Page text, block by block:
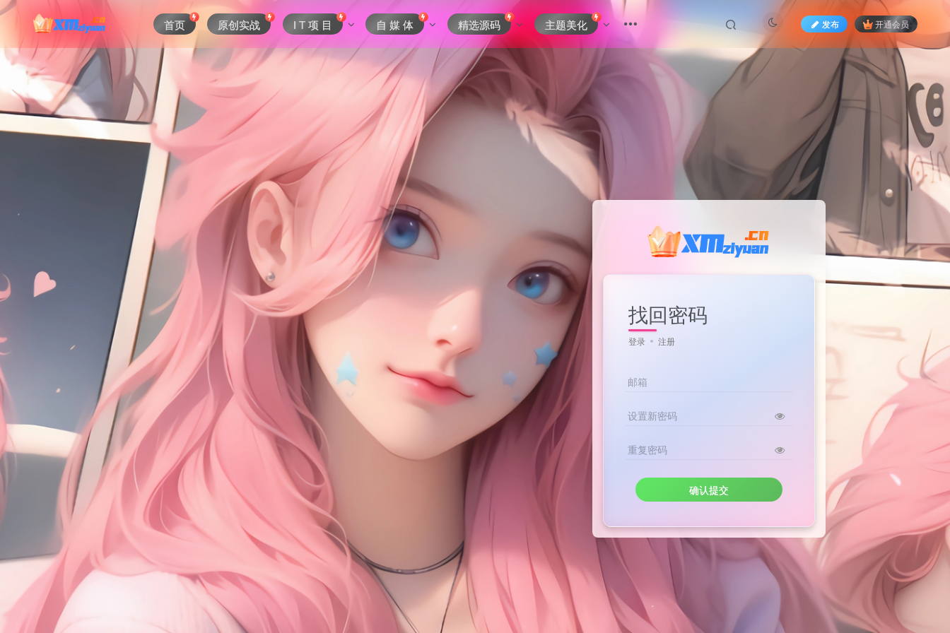
首页 原创实战 I T 项 目 自 媒 体 精选源码 主题美化 发布 开通会员
找回密码
登录 注册
邮箱
设置新密码
重复密码
确认提交